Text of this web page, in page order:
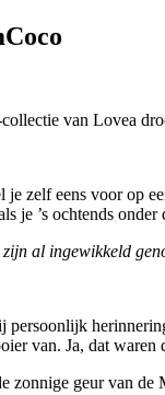
van Lovea
zelf eens voor op
je ’s ochtends onder
al ingewikkeld
van. Ja, dat waren
zonnige geur van